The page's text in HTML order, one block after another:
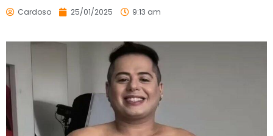
Cardoso 25/01/2025 9:13 am